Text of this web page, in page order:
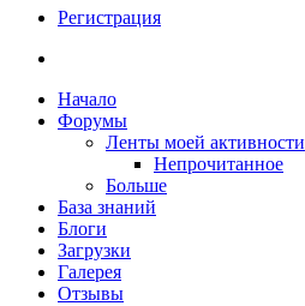
Регистрация
Начало
Форумы
Ленты моей активности
Непрочитанное
Больше
База знаний
Блоги
Загрузки
Галерея
Отзывы